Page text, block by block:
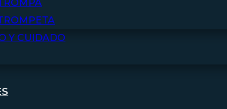
Y CUIDADO